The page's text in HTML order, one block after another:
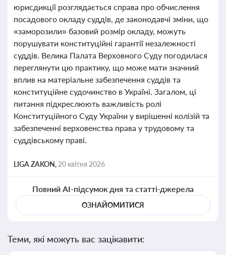
юрисдикції розглядається справа про обчислення
посадового окладу суддів, де законодавчі зміни, що
«заморозили» базовий розмір окладу, можуть
порушувати конституційні гарантії незалежності
суддів. Велика Палата Верховного Суду погодилася
переглянути цю практику, що може мати значний
вплив на матеріальне забезпечення суддів та
конституційне судочинство в Україні. Загалом, ці
питання підкреслюють важливість ролі
Конституційного Суду України у вирішенні колізій та
забезпеченні верховенства права у трудовому та
суддівському праві.
LIGA ZAKON, 20 квітня 2026
Повний AI-підсумок дня та статті-джерела
ОЗНАЙОМИТИСЯ
Теми, які можуть вас зацікавити: